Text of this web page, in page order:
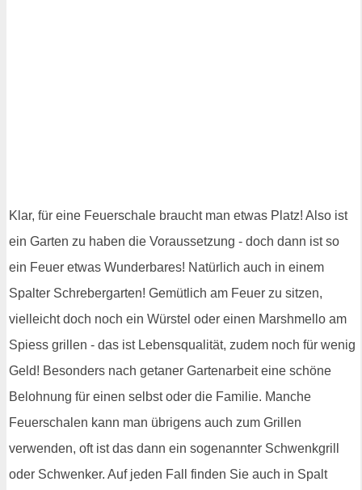
Klar, für eine Feuerschale braucht man etwas Platz! Also ist
ein Garten zu haben die Voraussetzung - doch dann ist so
ein Feuer etwas Wunderbares! Natürlich auch in einem
Spalter Schrebergarten! Gemütlich am Feuer zu sitzen,
vielleicht doch noch ein Würstel oder einen Marshmello am
Spiess grillen - das ist Lebensqualität, zudem noch für wenig
Geld! Besonders nach getaner Gartenarbeit eine schöne
Belohnung für einen selbst oder die Familie. Manche
Feuerschalen kann man übrigens auch zum Grillen
verwenden, oft ist das dann ein sogenannter Schwenkgrill
oder Schwenker. Auf jeden Fall finden Sie auch in Spalt